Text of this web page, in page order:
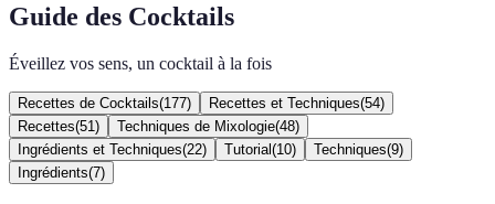
Guide des Cocktails
Éveillez vos sens, un cocktail à la fois
Recettes de Cocktails(177) Recettes et Techniques(54)
Recettes(51 ) Techniques de Mixologie(48)
Ingrédients et Techniques(22) Tutorial (10) Techniques(9)
Ingrédients(7)